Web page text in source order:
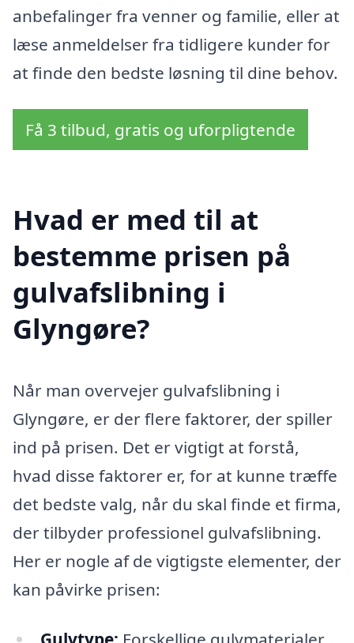
anbefalinger fra venner og familie, eller at
læse anmeldelser fra tidligere kunder for
at finde den bedste løsning til dine behov.
Få 3 tilbud, gratis og uforpligtende
Hvad er med til at
bestemme prisen på
gulvafslibning i
Glyngøre?
Når man overvejer gulvafslibning i
Glyngøre, er der flere faktorer, der spiller
ind på prisen. Det er vigtigt at forstå,
hvad disse faktorer er, for at kunne træffe
det bedste valg, når du skal finde et firma,
der tilbyder professionel gulvafslibning.
Her er nogle af de vigtigste elementer, der
kan påvirke prisen: